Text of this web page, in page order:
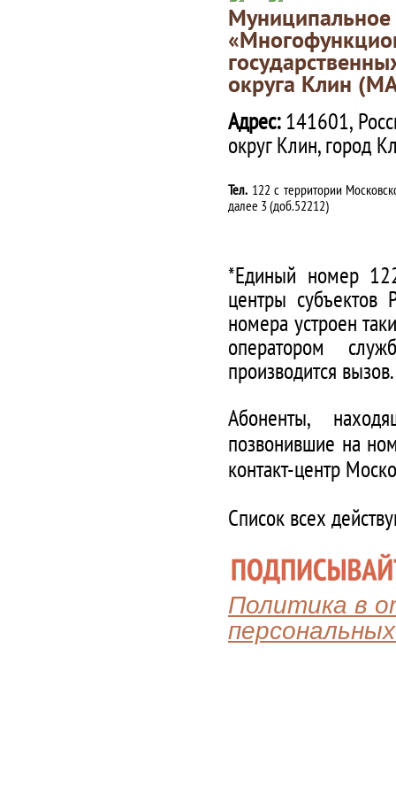
округа Клин
Адрес:141601,
округ Клин, город
Тел. 122 с территории
далее 3 (доб.52212)
*Единый номер
центры субъектов
номера устроен
оператором
производится вызов.
Абоненты,
позвонившие на
контакт-центр
Список всех
Политика в